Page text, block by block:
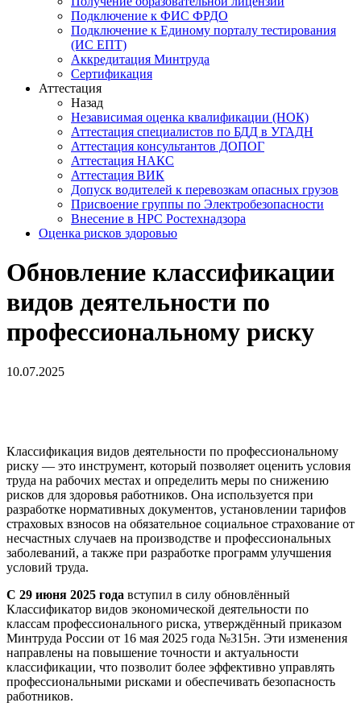
Подключение к ФИС ФРДО
Подключение к Единому порталу тестирования
(ИС ЕПТ)
Аккредитация Минтруда
Сертификация
Аттестация
Назад
Независимая оценка квалификации (НОК)
Аттестация специалистов по БДД в УГАДН
Аттестация консультантов ДОПОГ
Аттестация НАКС
Аттестация ВИК
Допуск водителей к перевозкам опасных грузов
Присвоение группы по Электробезопасности
Внесение в НРС Ростехнадзора
Оценка рисков здоровью
Обновление классификации
видов деятельности по
профессиональному риску
10.07.2025
Классификация видов деятельности по профессиональному
риску — это инструмент, который позволяет оценить условия
труда на рабочих местах и определить меры по снижению
рисков для здоровья работников. Она используется при
разработке нормативных документов, установлении тарифов
страховых взносов на обязательное социальное страхование от
несчастных случаев на производстве и профессиональных
заболеваний, а также при разработке программ улучшения
условий труда.
С 29 июня 2025 года вступил в силу обновлённый
Классификатор видов экономической деятельности по
классам профессионального риска, утверждённый приказом
Минтруда России от 16 мая 2025 года №315н. Эти изменения
направлены на повышение точности и актуальности
классификации, что позволит более эффективно управлять
профессиональными рисками и обеспечивать безопасность
работников.